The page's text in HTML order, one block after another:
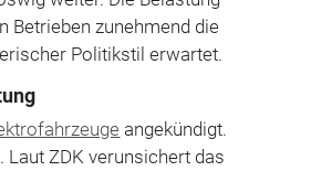
Betrieben zunehmend die
Politikstil erwartet.
angekündigt.
Laut ZDK verunsichert das